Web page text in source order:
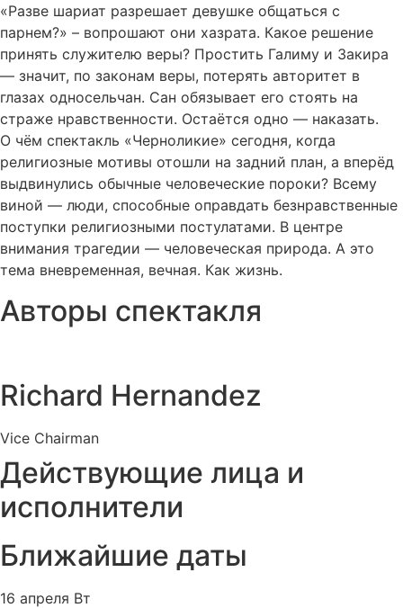
«Разве шариат разрешает девушке общаться с
парнем?» – вопрошают они хазрата. Какое решение
принять служителю веры? Простить Галиму и Закира
— значит, по законам веры, потерять авторитет в
глазах односельчан. Сан обязывает его стоять на
страже нравственности. Остаётся одно — наказать.
О чём спектакль «Черноликие» сегодня, когда
религиозные мотивы отошли на задний план, а вперёд
выдвинулись обычные человеческие пороки? Всему
виной — люди, способные оправдать безнравственные
поступки религиозными постулатами. В центре
внимания трагедии — человеческая природа. А это
тема вневременная, вечная. Как жизнь.
Авторы спектакля
Richard Hernandez
Vice Chairman
Действующие лица и
исполнители
Ближайшие даты
16 апреля Вт